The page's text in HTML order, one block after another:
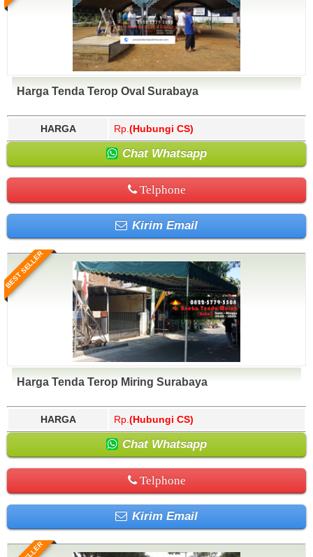
Harga Tenda Terop Oval Surabaya
HARGA Rp. (Hubungi CS)
Chat Whatsapp
Telphone
Kirim Email
BEST SELLER
Harga Tenda Terop Miring Surabaya
HARGA Rp. (Hubungi CS)
Chat Whatsapp
Telphone
Kirim Email